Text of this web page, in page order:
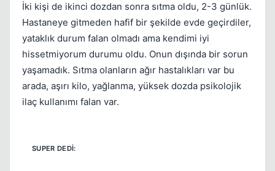
İki kişi de ikinci dozdan sonra sıtma oldu, 2-3 günlük.
Hastaneye gitmeden hafif bir şekilde evde geçirdiler,
yataklık durum falan olmadı ama kendimi iyi
hissetmiyorum durumu oldu. Onun dışında bir sorun
yaşamadık. Sıtma olanların ağır hastalıkları var bu
arada, aşırı kilo, yağlanma, yüksek dozda psikolojik
ilaç kullanımı falan var.